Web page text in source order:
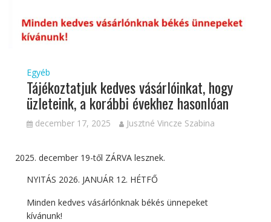
Egyéb
Tájékoztatjuk kedves vásárlóinkat, hogy
üzleteink, a korábbi évekhez hasonlóan
december 17, 2025 Jusztné Vincze Szabina
december 19-től ZÁRVA lesznek.
NYITÁS 2026. JANUÁR 12. HÉTFŐ
Minden kedves vásárlónknak békés ünnepeket
kívánunk!